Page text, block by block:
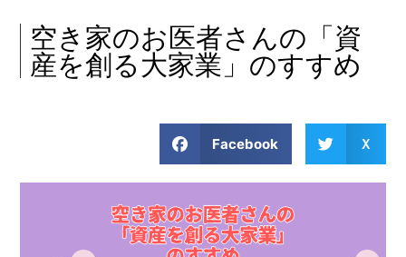
空き家のお医者さんの「資
産を創る大家業」のすすめ
Facebook Ｘ